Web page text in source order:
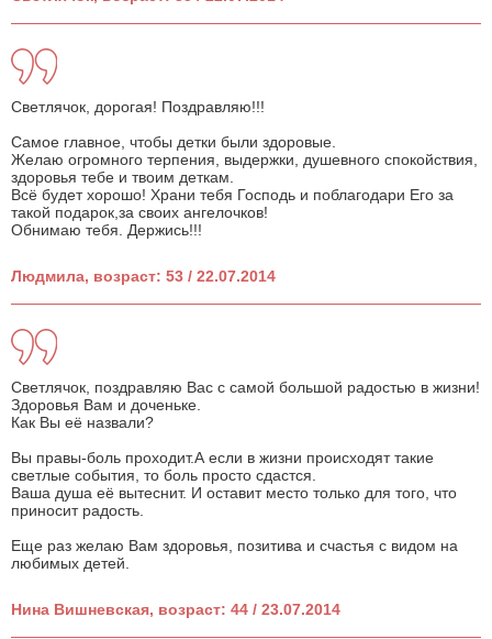
Светлячок, дорогая! Поздравляю!!!
Самое главное, чтобы детки были здоровые.
Желаю огромного терпения, выдержки, душевного спокойствия,
здоровья тебе и твоим деткам.
Всё будет хорошо! Храни тебя Господь и поблагодари Его за
такой подарок,за своих ангелочков!
Обнимаю тебя. Держись!!!
Людмила, возраст: 53 / 22.07.2014
Светлячок, поздравляю Вас с самой большой радостью в жизни!
Здоровья Вам и доченьке.
Как Вы её назвали?
Вы правы-боль проходит.А если в жизни происходят такие
светлые события, то боль просто сдастся.
Ваша душа её вытеснит. И оставит место только для того, что
приносит радость.
Еще раз желаю Вам здоровья, позитива и счастья с видом на
любимых детей.
Нина Вишневская, возраст: 44 / 23.07.2014